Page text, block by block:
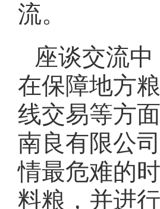
流。
座谈交流
在保障地方
线交易等方
南良有限公
情最危难的
料粮，并进